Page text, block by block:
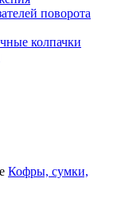
поворота
колпачки
Кофры, сумки,